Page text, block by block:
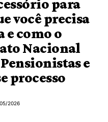
para
você precisa
e como o
Nacional
e
processo
2026